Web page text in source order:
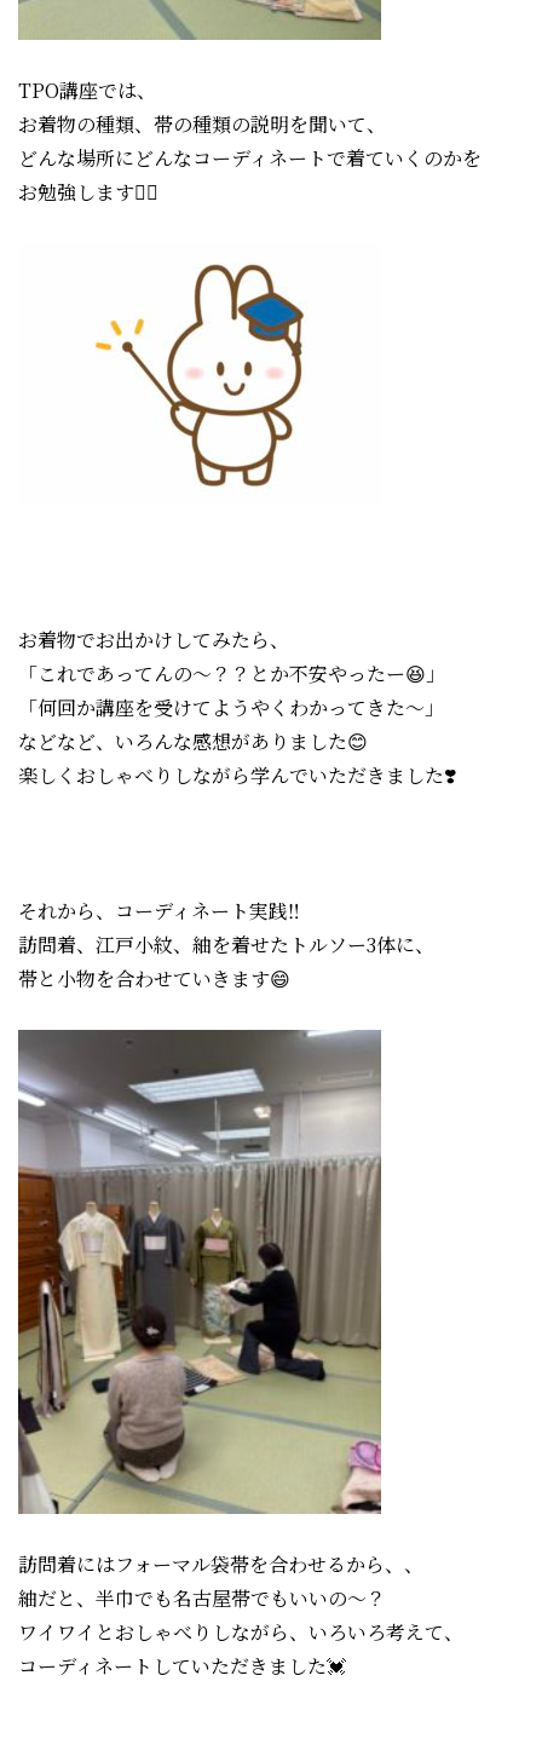
TPO講座では、
お着物の種類、帯の種類の説明を聞いて、
どんな場所にどんなコーディネートで着ていくのかを
お勉強します🙋‍♀️
お着物でお出かけしてみたら、
「これであってんの〜？？とか不安やったー😆」
「何回か講座を受けてようやくわかってきた〜」
などなど、いろんな感想がありました😊
楽しくおしゃべりしながら学んでいただきました❣️
それから、コーディネート実践‼️
訪問着、江戸小紋、紬を着せたトルソー3体に、
帯と小物を合わせていきます😄
訪問着にはフォーマル袋帯を合わせるから、、
紬だと、半巾でも名古屋帯でもいいの〜？
ワイワイとおしゃべりしながら、いろいろ考えて、
コーディネートしていただきました💓